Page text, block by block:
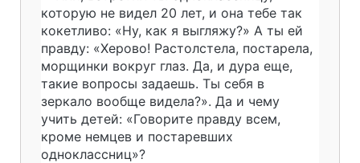
которую не видел 20 лет, и она тебе так
кокетливо: «Ну, как я выгляжу?» А ты ей
правду: «Херово! Растолстела, постарела,
морщинки вокруг глаз. Да, и дура еще,
такие вопросы задаешь. Ты себя в
зеркало вообще видела?». Да и чему
учить детей: «Говорите правду всем,
кроме немцев и постаревших
одноклассниц»?